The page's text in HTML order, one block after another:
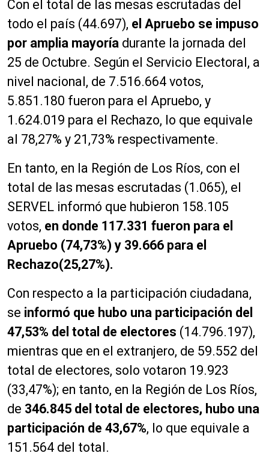
Con el total de las mesas escrutadas del
todo el país (44.697), el Apruebo se impuso
por amplia mayoría durante la jornada del
25 de Octubre. Según el Servicio Electoral, a
nivel nacional, de 7.516.664 votos,
5.851.180 fueron para el Apruebo, y
1.624.019 para el Rechazo, lo que equivale
al 78,27% y 21,73% respectivamente.
En tanto, en la Región de Los Ríos, con el
total de las mesas escrutadas (1.065), el
SERVEL informó que hubieron 158.105
votos, en donde 117.331 fueron para el
Apruebo (74,73%) y 39.666 para el
Rechazo(25,27%).
Con respecto a la participación ciudadana,
se informó que hubo una participación del
47,53% del total de electores (14.796.197),
mientras que en el extranjero, de 59.552 del
total de electores, solo votaron 19.923
(33,47%); en tanto, en la Región de Los Ríos,
de 346.845 del total de electores, hubo una
participación de 43,67%, lo que equivale a
151.564 del total.